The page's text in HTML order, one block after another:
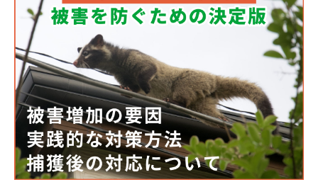
熊出没地域の対策法！安全な
アウトドアライフを送るため
に
ハクビシン対策の決定版「ハ
クビシン被害を減らすため
メルマガ登録 お役立ち資料